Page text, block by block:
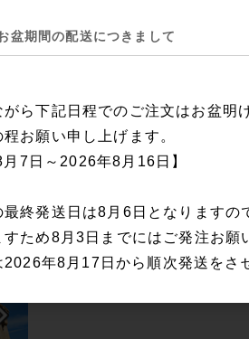
盆期間の配送につきまして
がら下記日程でのご注文はお盆明
お願い申し上げます。
月7日～2026年8月16日】
終発送日は8月6日となりますの
すため8月3日までにはご発注お願
2026年8月17日から順次発送をさ